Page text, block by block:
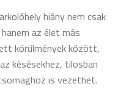
hiány nem csak
az élet más
körülmények között,
késésekhez, tilosban
is vezethet.